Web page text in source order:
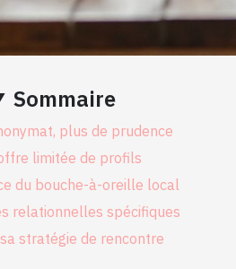
Sommaire
plus de prudence
limitée de profils
du bouche-à-oreille local
relationnelles spécifiques
stratégie de rencontre